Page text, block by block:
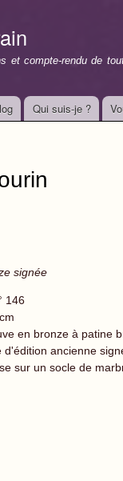
et compte-rendu de
Qui suis-je ?
signée
146
en bronze à patine
d'édition ancienne
sur un socle de